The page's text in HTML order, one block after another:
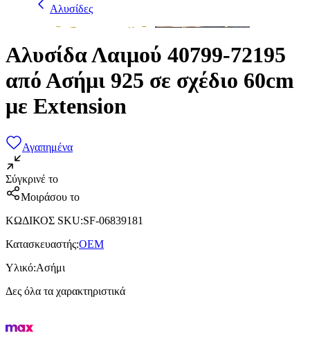
Αλυσίδες
Αλυσίδα Λαιμού 40799-72195
από Ασήμι 925 σε σχέδιο 60cm
με Extension
Αγαπημένα
Σύγκρινέ το
Μοιράσου το
ΚΩΔΙΚΟΣ SKU:SF-06839181
Κατασκευαστής:OEM
Υλικό:Ασήμι
Δες όλα τα χαρακτηριστικά